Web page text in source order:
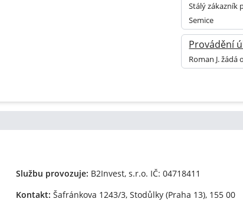
Stálý zákazník
Semice
Provádění
Roman J.
Službu provozuje: B2Invest, s.r.o. IČ: 04718411
Kontakt: Šafránkova 1243/3, Stodůlky (Praha 13), 155 00